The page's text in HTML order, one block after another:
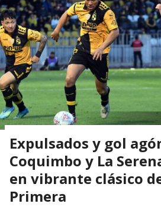
Expulsados y gol
Coquimbo y La
en vibrante clásico
Primera